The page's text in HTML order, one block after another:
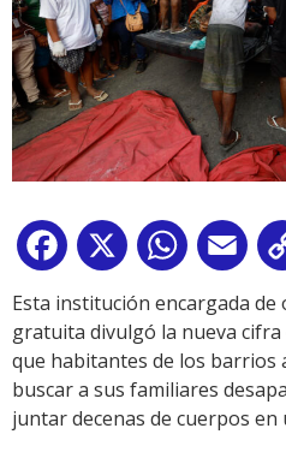
Facebook
X WhatsApp
Esta institución encargada
gratuita divulgó la nueva cifra
que habitantes de los barrios
buscar a sus familiares
juntar decenas de cuerpos en